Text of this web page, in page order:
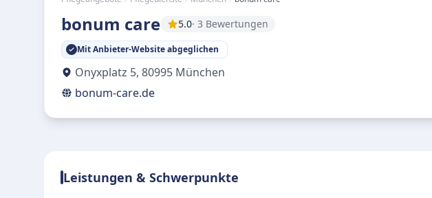
bonum care 5.0· 3 Bewertungen
Mit Anbieter-Website abgeglichen
Onyxplatz 5, 80995 München
bonum-care.de
Leistungen & Schwerpunkte